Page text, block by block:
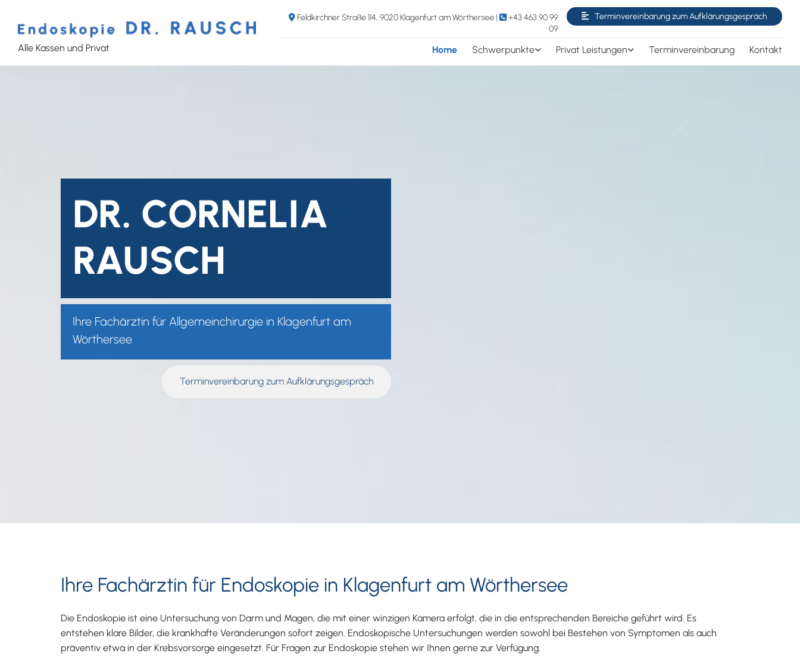
Alle Kassen und Privat
Terminvereinbarung zum Aufklärungsgespräch
 Feldkirchner Straße 114, 9020 Klagenfurt am Wörthersee|  +43 463 90 99
09
Home Schwerpunkte Privat Leistungen Terminvereinbarung Kontakt
DR. CORNELIA
RAUSCH
Ihre Fachärztin für Allgemeinchirurgie in Klagenfurt am
Wörthersee
Terminvereinbarung zum Aufklärungsgespräch
Ihre Fachärztin für Endoskopie in Klagenfurt am Wörthersee
Die Endoskopie ist eine Untersuchung von Darm und Magen, die mit einer winzigen Kamera erfolgt, die in die entsprechenden Bereiche geführt wird. Es
entstehen klare Bilder, die krankhafte Veränderungen sofort zeigen. Endoskopische Untersuchungen werden sowohl bei Bestehen von Symptomen als auch
präventiv etwa in der Krebsvorsorge eingesetzt. Für Fragen zur Endoskopie stehen wir Ihnen gerne zur Verfügung.